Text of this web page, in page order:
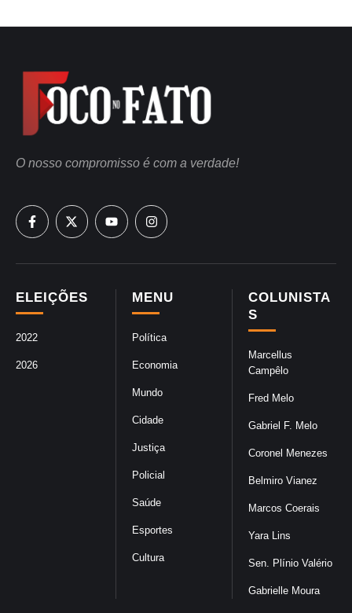
COLUNISTA
S
Marcellus
Campêlo
Fred Melo
Gabriel F. Melo
Coronel Menezes
Belmiro Vianez
Marcos Coerais
Yara Lins
Sen. Plínio Valério
Gabrielle Moura
MENU
Política
Economia
Mundo
Cidade
Justiça
Policial
Saúde
Esportes
Cultura
ELEIÇÕES
2022
2026
O nosso compromisso é com a verdade!